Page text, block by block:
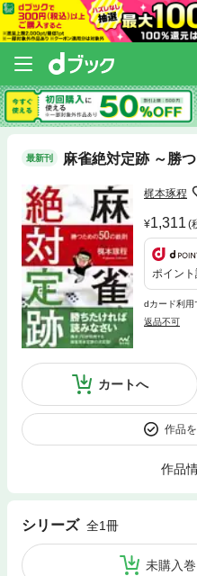
最新刊 麻雀絶対定跡 ～勝
梶本琢程
1,311 (
ポイント
dカード利用
返品不可
カートへ
作品
作品
シリーズ 全1冊
未購入